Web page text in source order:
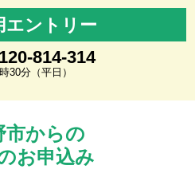
エントリー
814-314
30分（平日）
市からの
お申込み